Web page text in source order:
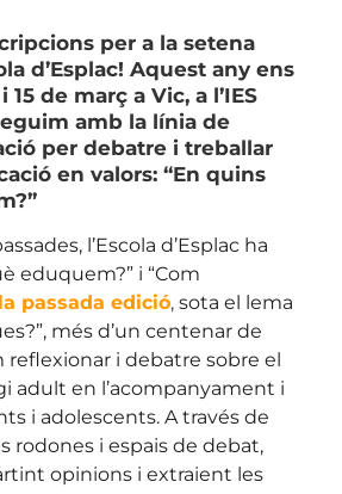
per a la setena
d’Esplac! Aquest any ens
de març a Vic, a l’IES
amb la línia de
per debatre i treballar
en valors: “En quins
l’Escola d’Esplac ha
eduquem?” i “Com
passada edició, sota el lema
més d’un centenar de
reflexionar i debatre sobre el
adult en l’acompanyament i
i adolescents. A través de
rodones i espais de debat,
opinions i extraient les